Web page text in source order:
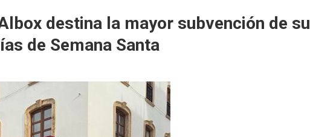
destina la mayor subvención de su
de Semana Santa